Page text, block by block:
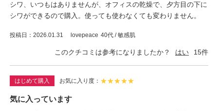
シワ、いつもはありませんが、オフィスの乾燥で、夕方目の下に
シワができるので購入。使っても使わなくても変わりません。
投稿日 2026.01.31 lovepeace 40代 / 敏感肌
このクチコミは参考になりましたか？ はい 15件
はじめて購入 お気に入り度 ★★★★★
気に入っています